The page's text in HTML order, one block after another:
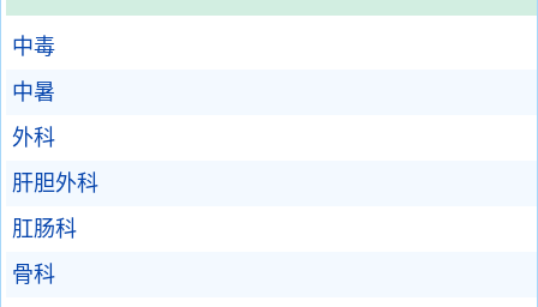
中毒
中暑
外科
肝胆外科
肛肠科
骨科